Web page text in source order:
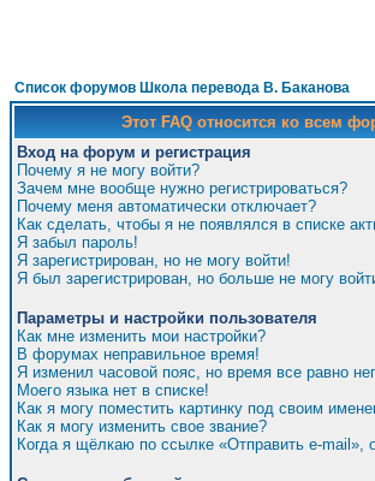
Список форумов Школа перевода В. Баканова
Этот FAQ относится ко всем
Вход на форум и регистрация
Почему я не могу войти?
Зачем мне вообще нужно регистрироваться?
Почему меня автоматически отключает?
Как сделать, чтобы я не появлялся в списке
Я забыл пароль!
Я зарегистрирован, но не могу войти!
Я был зарегистрирован, но больше не могу
Параметры и настройки пользователя
Как мне изменить мои настройки?
В форумах неправильное время!
Я изменил часовой пояс, но время все равно
Моего языка нет в списке!
Как я могу поместить картинку под своим
Как я могу изменить свое звание?
Когда я щёлкаю по ссылке «Отправить e-mail»,